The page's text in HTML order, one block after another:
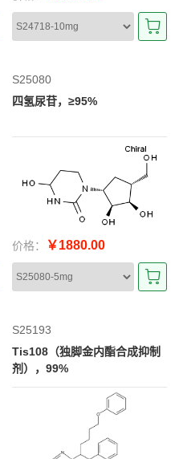
S25080
四氢尿苷，≥95%
价格： ￥1880.00
S25193
Tis108（独脚金内酯合成抑制
剂），99%